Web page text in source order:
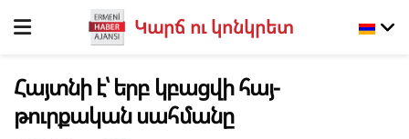
Կարճ ու կոնկրետ
Հայտնի է՝ երբ կբացվի հայ-
թուրքական սահմանը